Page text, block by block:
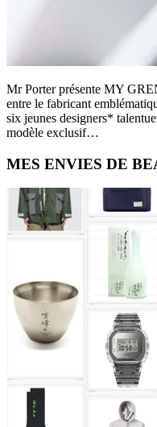
Mr Porter présente MY
entre le fabricant
six jeunes designers*
modèle exclusif…
Primary
Sidebar
MES ENVIES DE